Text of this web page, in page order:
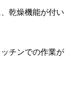
乾燥機能が付い
チンでの作業が